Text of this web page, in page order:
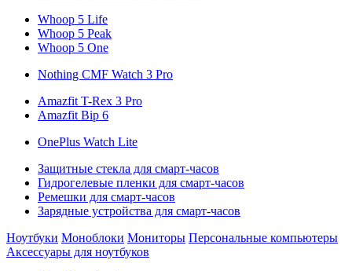
Whoop 5 Life
Whoop 5 Peak
Whoop 5 One
Nothing CMF Watch 3 Pro
Amazfit T-Rex 3 Pro
Amazfit Bip 6
OnePlus Watch Lite
Защитные стекла для смарт-часов
Гидрогелевые пленки для смарт-часов
Ремешки для смарт-часов
Зарядные устройства для смарт-часов
Ноутбуки Моноблоки Мониторы Персональные компьютеры
Аксессуары для ноутбуков